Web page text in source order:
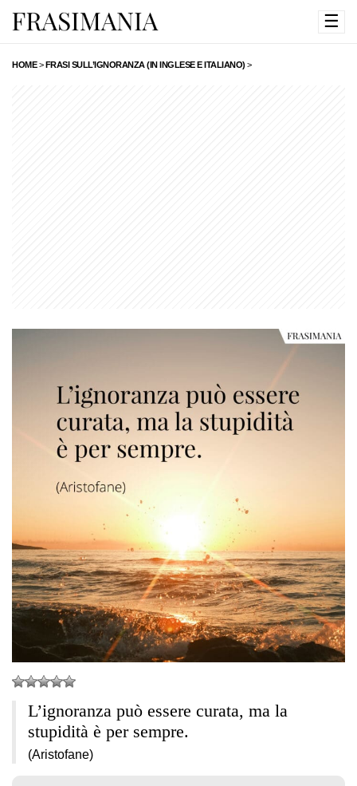
☰
HOME>FRASI SULL’IGNORANZA (IN INGLESE E ITALIANO) >
L’ignoranza può essere curata, ma la
stupidità è per sempre.
(Aristofane)